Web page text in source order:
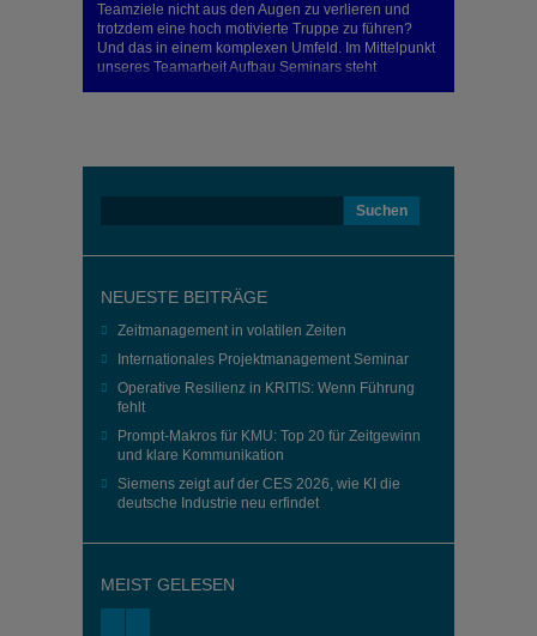
Teamziele nicht aus den Augen zu verlieren und
trotzdem eine hoch motivierte Truppe zu führen?
Und das in einem komplexen Umfeld. Im Mittelpunkt
unseres Teamarbeit Aufbau Seminars steht
NEUESTE BEITRÄGE
Zeitmanagement in volatilen Zeiten
Internationales Projektmanagement Seminar
Operative Resilienz in KRITIS: Wenn Führung
fehlt
Prompt-Makros für KMU: Top 20 für Zeitgewinn
und klare Kommunikation
Siemens zeigt auf der CES 2026, wie KI die
deutsche Industrie neu erfindet
MEIST GELESEN